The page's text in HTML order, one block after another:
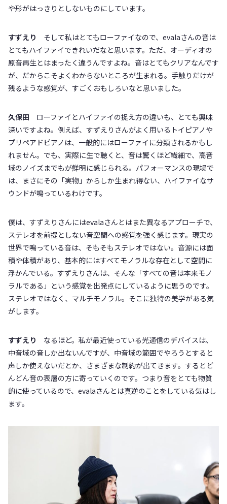
や形がはっきりとしないものにしています。
すずえり そして私はとてもローファイなので、evalaさんの音は
とてもハイファイできれいだなと思います。ただ、オーディオの
原音再生とはまったく違うんですよね。音はとてもクリアなんです
が、だからこそよくわからないところが生まれる。手触りだけが
残るような感覚が、すごくおもしろいなと思いました。
久保田 ローファイとハイファイの捉え方の違いも、とても興味
深いですよね。例えば、すずえりさんがよく用いるトイピアノや
プリペアドピアノは、一般的にはローファイに分類されるかもし
れません。でも、実際に生で聴くと、音は驚くほど繊細で、高音
域のノイズまでもが鮮明に感じられる。パフォーマンスの現場で
は、まさにその「実物」からしか生まれ得ない、ハイファイなサ
ウンドが鳴っているわけです。
僕は、すずえりさんにはevalaさんとはまた異なるアプローチで、
ステレオを前提としない音空間への感覚を強く感じます。現実の
世界で鳴っている音は、そもそもステレオではない。音源には面
積や体積があり、基本的にはすべてモノラルな存在として空間に
浮かんでいる。すずえりさんは、そんな「すべての音は本来モノ
ラルである」という感覚を出発点にしているように思うのです。
ステレオではなく、マルチモノラル。そこに独特の美学がある気
がします。
すずえり なるほど。私が最近使っている光通信のデバイスは、
中音域の音しか出ないんですが、中音域の範囲でやろうとすると
声しか使えないだとか、さまざまな制約が出てきます。するとど
んどん音の表層の方に寄っていくのです。つまり音をとても物質
的に使っているので、evalaさんとは真逆のことをしている気はし
ます。